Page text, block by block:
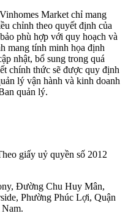
Market chỉ mang
chỉnh theo quyết định của
phù hợp với quy hoạch và
mang tính minh họa định
nhật, bổ sung trong quá
chính thức sẽ được quy định
lý vận hành và kinh doanh
quản lý.
giấy uỷ quyền số 2012
Đường Chu Huy Mân,
Phường Phúc Lợi, Quận